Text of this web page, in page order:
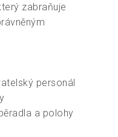
zabraňuje
personál
a polohy